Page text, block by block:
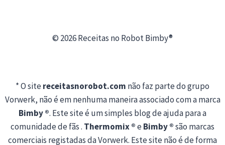
© 2026 Receitas no Robot Bimby®
* O sitereceitasnorobot.com não faz parte do grupo
Vorwerk, não é em nenhuma maneira associado com a marca
Bimby ®. Este site é um simples blog de ajuda para a
comunidade de fãs . Thermomix ®eBimby ®são marcas
comerciais registadas da Vorwerk. Este site não é de forma